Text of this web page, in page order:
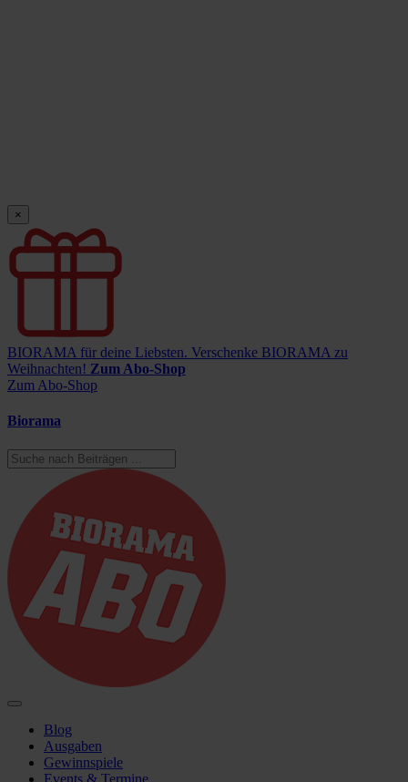
×
BIORAMA für deine Liebsten. Verschenke BIORAMA zu
Weihnachten! Zum Abo-Shop
Zum Abo-Shop
Biorama
Blog
Ausgaben
Gewinnspiele
Events & Termine